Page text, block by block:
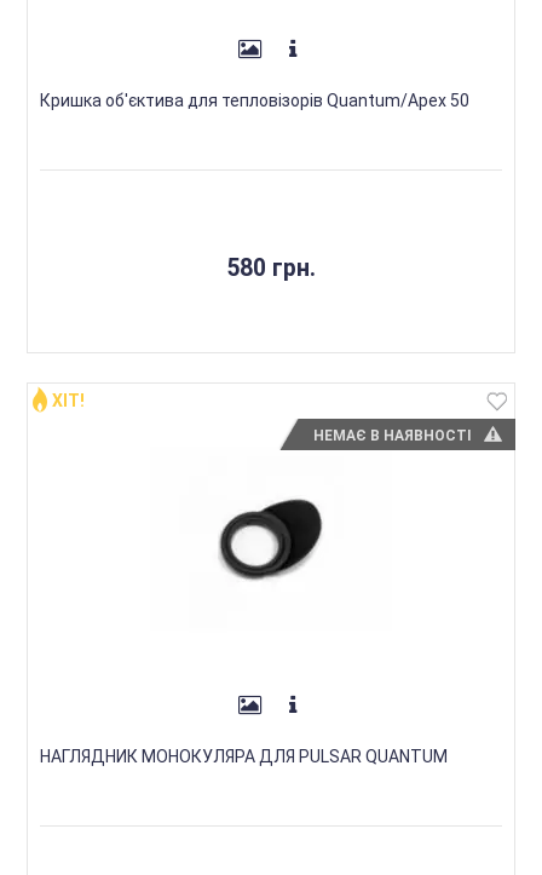
Кришка об'єктива для тепловізорів Quantum/Apex 50
580 грн.
НЕМАЄ В НАЯВНОСТІ
ХІТ!
НАГЛЯДНИК МОНОКУЛЯРА ДЛЯ PULSAR QUANTUM